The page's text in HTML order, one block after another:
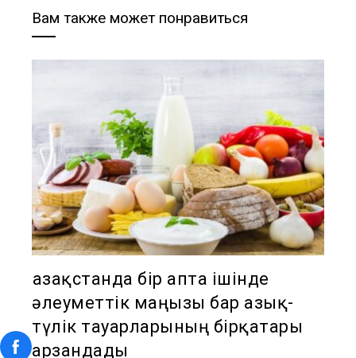
Вам также может понравиться
Қазақстанда бір апта ішінде
әлеуметтік маңызы бар азық-
түлік тауарларының бірқатары
арзандады